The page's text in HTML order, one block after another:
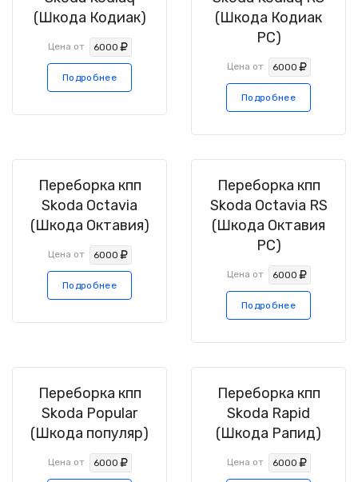
(Шкода Кодиак)
Цена от 6000
Подробнее
(Шкода Кодиак
РС)
Цена от 6000
Подробнее
Переборка кпп
Skoda Octavia
(Шкода Октавия)
Цена от 6000
Подробнее
Переборка кпп
Skoda Octavia RS
(Шкода Октавия
РС)
Цена от 6000
Подробнее
Переборка кпп
Skoda Popular
(Шкода популяр)
Цена от 6000
Переборка кпп
Skoda Rapid
(Шкода Рапид)
Цена от 6000